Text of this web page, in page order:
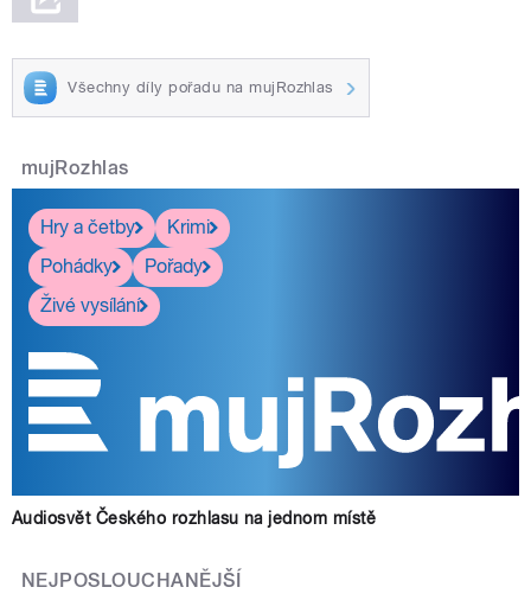
Všechny díly pořadu na mujRozhlas
mujRozhlas
Hry a četby
Krimi
Pohádky
Pořady
Živé vysílání
Audiosvět Českého rozhlasu na jednom místě
NEJPOSLOUCHANĚJŠÍ